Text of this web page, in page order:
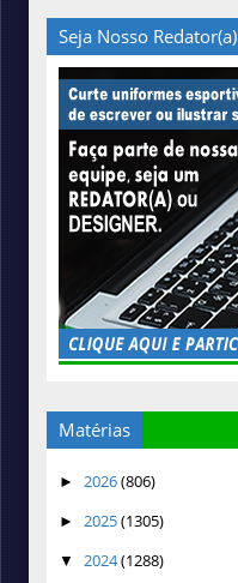
Seja Nosso Redator(a)
Matérias
► 2026(806)
► 2025(1305)
▼ 2024(1288)